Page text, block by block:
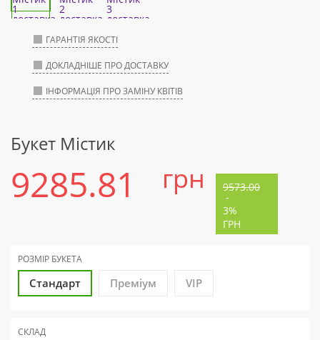
ГАРАНТІЯ ЯКОСТІ
ДОКЛАДНІШЕ ПРО ДОСТАВКУ
ІНФОРМАЦІЯ ПРО ЗАМІНУ КВІТІВ
Букет Містик
9285.81 грн 9573.00
-
3%
ГРН
РОЗМІР БУКЕТА
Стандарт Преміум VIP
СКЛАД